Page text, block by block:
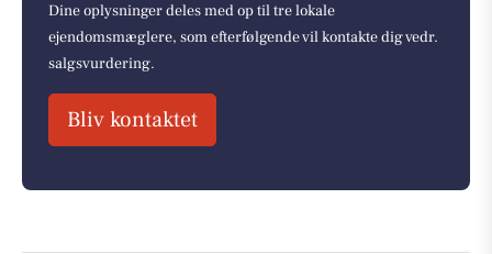
Dine oplysninger deles med op til tre lokale
ejendomsmæglere, som efterfølgende vil kontakte dig vedr.
salgsvurdering.
Bliv kontaktet